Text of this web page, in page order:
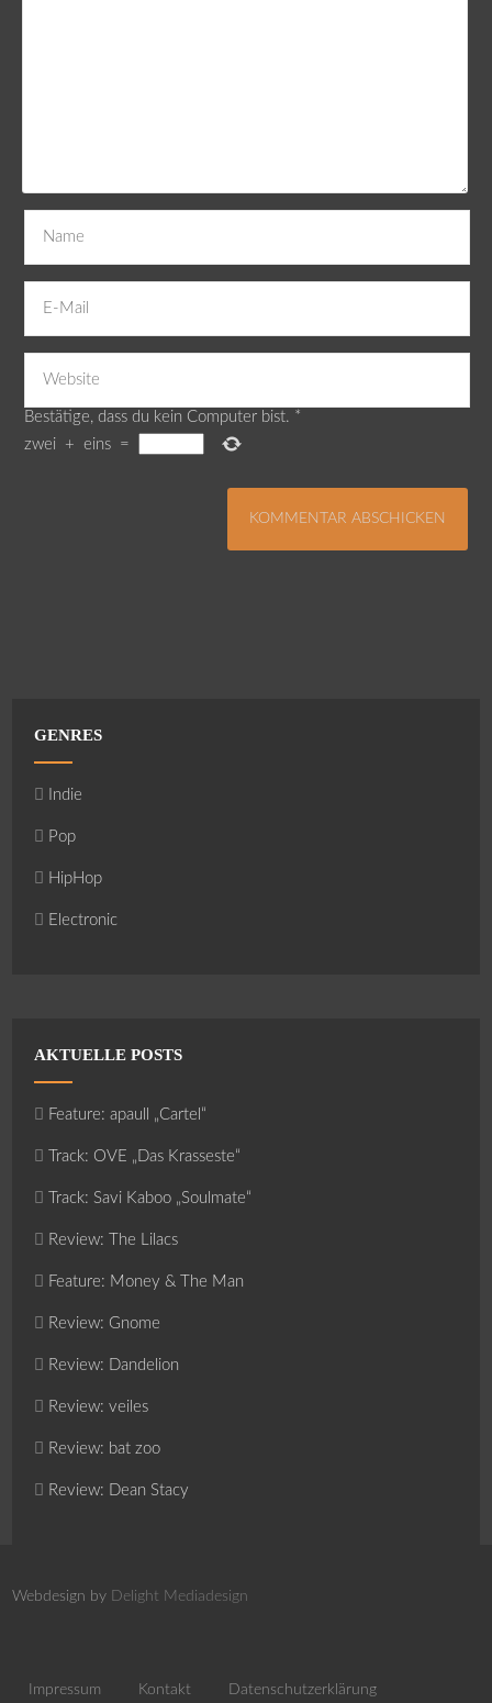
Bestätige, dass du kein Computer bist. *
zwei
+ eins =
GENRES
Indie
Pop
HipHop
Electronic
AKTUELLE POSTS
Feature: apaull „Cartel“
Track: OVE „Das Krasseste“
Track: Savi Kaboo „Soulmate“
Review: The Lilacs
Feature: Money & The Man
Review: Gnome
Review: Dandelion
Review: veiles
Review: bat zoo
Review: Dean Stacy
Webdesign by Delight Mediadesign
Impressum Kontakt Datenschutzerklärung